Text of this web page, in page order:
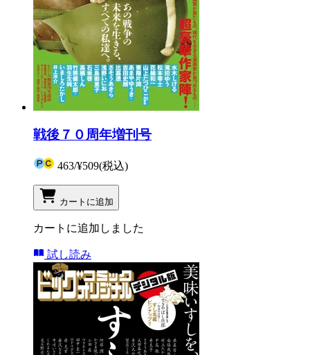
戦後７０周年増刊号
463/¥509(税込)
カートに追加
カートに追加しました
試し読み